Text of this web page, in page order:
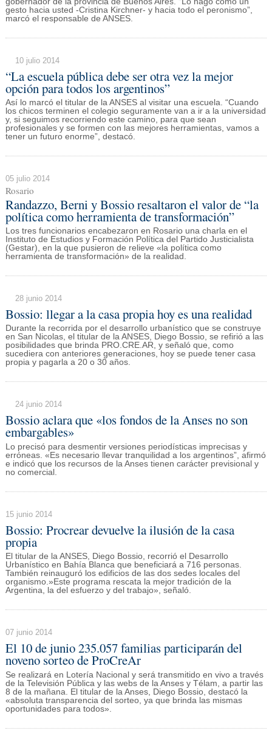
gesto hacia usted -Cristina Kirchner- y hacia todo el peronismo”,
marcó el responsable de ANSES.
10 julio 2014
“La escuela pública debe ser otra vez la mejor
opción para todos los argentinos”
Así lo marcó el titular de la ANSES al visitar una escuela. “Cuando
los chicos terminen el colegio seguramente van a ir a la universidad
y, si seguimos recorriendo este camino, para que sean
profesionales y se formen con las mejores herramientas, vamos a
tener un futuro enorme”, destacó.
05 julio 2014
Rosario
Randazzo, Berni y Bossio resaltaron el valor de “la
política como herramienta de transformación”
Los tres funcionarios encabezaron en Rosario una charla en el
Instituto de Estudios y Formación Política del Partido Justicialista
(Gestar), en la que pusieron de relieve «la política como
herramienta de transformación» de la realidad.
28 junio 2014
Bossio: llegar a la casa propia hoy es una realidad
Durante la recorrida por el desarrollo urbanístico que se construye
en San Nicolas, el titular de la ANSES, Diego Bossio, se refirió a las
posibilidades que brinda PRO.CRE.AR, y señaló que, como
sucediera con anteriores generaciones, hoy se puede tener casa
propia y pagarla a 20 o 30 años.
24 junio 2014
Bossio aclara que «los fondos de la Anses no son
embargables»
Lo precisó para desmentir versiones periodísticas imprecisas y
erróneas. «Es necesario llevar tranquilidad a los argentinos”, afirmó
e indicó que los recursos de la Anses tienen carácter previsional y
no comercial.
15 junio 2014
Bossio: Procrear devuelve la ilusión de la casa
propia
El titular de la ANSES, Diego Bossio, recorrió el Desarrollo
Urbanístico en Bahía Blanca que beneficiará a 716 personas.
También reinauguró los edificios de las dos sedes locales del
organismo.»Este programa rescata la mejor tradición de la
Argentina, la del esfuerzo y del trabajo», señaló.
07 junio 2014
El 10 de junio 235.057 familias participarán del
noveno sorteo de ProCreAr
Se realizará en Lotería Nacional y será transmitido en vivo a través
de la Televisión Pública y las webs de la Anses y Télam, a partir las
8 de la mañana. El titular de la Anses, Diego Bossio, destacó la
«absoluta transparencia del sorteo, ya que brinda las mismas
oportunidades para todos».